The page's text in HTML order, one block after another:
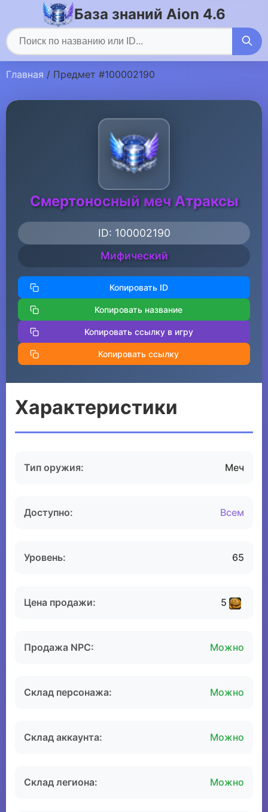
База знаний Aion 4.6
Главная / Предмет #100002190
Смертоносный меч Атраксы
ID: 100002190
Мифический
Копировать ID
Копировать название
Копировать ссылку в игру
Копировать ссылку
Характеристики
Тип оружия: Меч
Доступно: Всем
Уровень: 65
Цена продажи: 5
Продажа NPC: Можно
Склад персонажа: Можно
Склад аккаунта: Можно
Склад легиона: Можно